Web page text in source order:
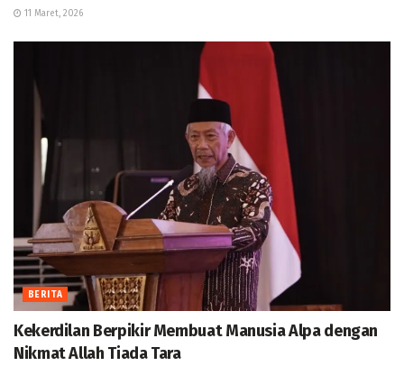
11 Maret, 2026
BERITA
Kekerdilan Berpikir Membuat Manusia Alpa dengan
Nikmat Allah Tiada Tara